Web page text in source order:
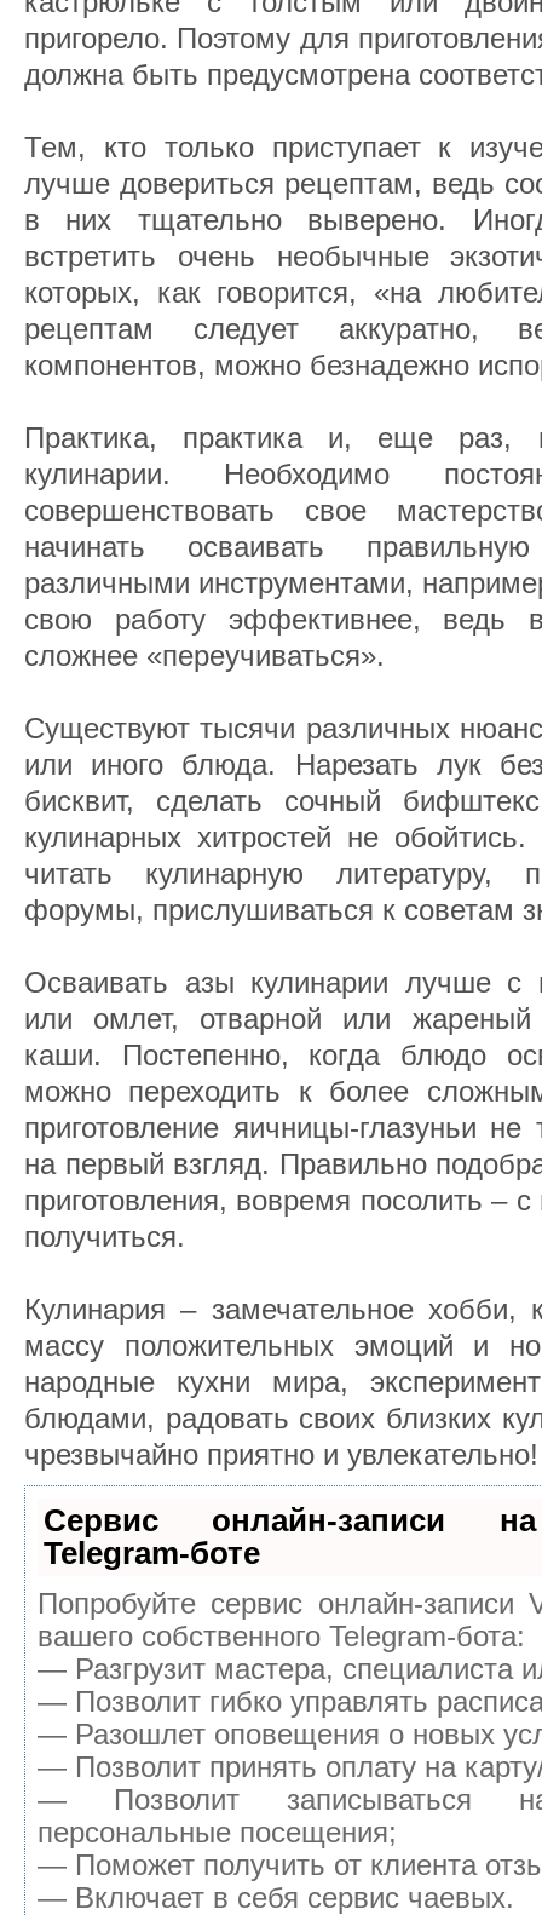
пригорело. Поэтому для
должна быть предусмотрена
Тем, кто только приступает к
лучше довериться рецептам, ведь
в них тщательно выверено.
встретить очень необычные
которых, как говорится, «на
рецептам следует аккуратно,
компонентов, можно безнадежно
Практика, практика и, еще раз,
кулинарии. Необходимо
совершенствовать свое
начинать осваивать
различными инструментами,
свою работу эффективнее, ведь
сложнее «переучиваться».
Существуют тысячи различных
или иного блюда. Нарезать лук
бисквит, сделать сочный
кулинарных хитростей не
читать кулинарную литературу,
форумы, прислушиваться к советам
Осваивать азы кулинарии лучше с
или омлет, отварной или жареный
каши. Постепенно, когда блюдо
можно переходить к более
приготовление яичницы-глазуньи
на первый взгляд. Правильно
приготовления, вовремя посолить –
получиться.
Кулинария – замечательное хобби,
массу положительных эмоций и
народные кухни мира,
блюдами, радовать своих близких
чрезвычайно приятно и увлекательно!
Сервис онлайн-записи
Telegram-боте
Попробуйте сервис онлайн-записи
вашего собственного Telegram-бота:
— Разгрузит мастера, специалиста
— Позволит гибко управлять
— Разошлет оповещения о новых
— Позволит принять оплату на
— Позволит записываться
персональные посещения;
— Поможет получить от клиента
— Включает в себя сервис чаевых.